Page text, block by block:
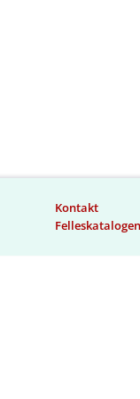
Kontakt
Felleskatalogen